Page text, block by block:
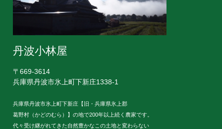
丹波小林屋
〒669-3614
兵庫県丹波市氷上町下新庄1338-1
兵庫県丹波市氷上町下新庄【旧・兵庫県氷上郡
葛野村（かどのむら）】の地で200年以上続く農家です。
代々受け継がれてきた自然豊かなこの土地と変わらない